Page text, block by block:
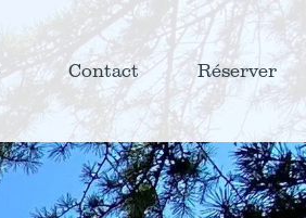
Contact Réserver